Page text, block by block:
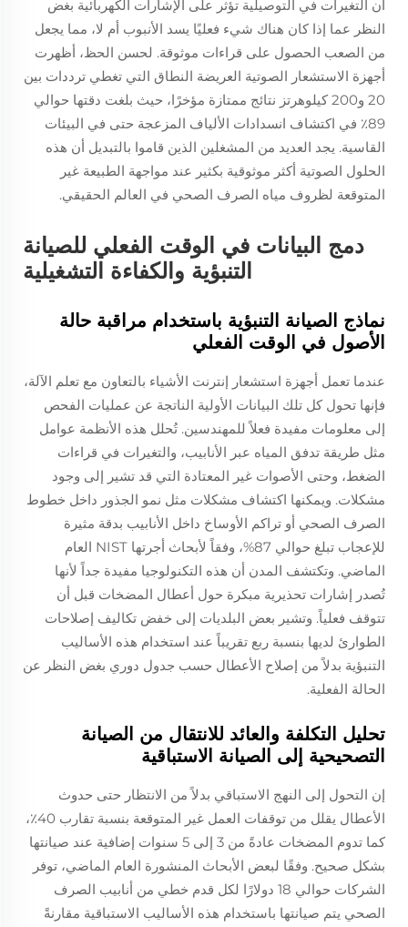
أن التغيرات في التوصيلية تؤثر على الإشارات الكهربائية بغض
النظر عما إذا كان هناك شيء فعليًا يسد الأنبوب أم لا، مما يجعل
من الصعب الحصول على قراءات موثوقة. لحسن الحظ، أظهرت
أجهزة الاستشعار الصوتية العريضة النطاق التي تغطي ترددات بين
20 و200 كيلوهرتز نتائج ممتازة مؤخرًا، حيث بلغت دقتها حوالي
89٪ في اكتشاف انسدادات الألياف المزعجة حتى في البيئات
القاسية. يجد العديد من المشغلين الذين قاموا بالتبديل أن هذه
الحلول الصوتية أكثر موثوقية بكثير عند مواجهة الطبيعة غير
المتوقعة لظروف مياه الصرف الصحي في العالم الحقيقي.
دمج البيانات في الوقت الفعلي للصيانة
التنبؤية والكفاءة التشغيلية
نماذج الصيانة التنبؤية باستخدام مراقبة حالة
الأصول في الوقت الفعلي
عندما تعمل أجهزة استشعار إنترنت الأشياء بالتعاون مع تعلم الآلة،
فإنها تحول كل تلك البيانات الأولية الناتجة عن عمليات الفحص
إلى معلومات مفيدة فعلاً للمهندسين. تُحلل هذه الأنظمة عوامل
مثل طريقة تدفق المياه عبر الأنابيب، والتغيرات في قراءات
الضغط، وحتى الأصوات غير المعتادة التي قد تشير إلى وجود
مشكلات. ويمكنها اكتشاف مشكلات مثل نمو الجذور داخل خطوط
الصرف الصحي أو تراكم الأوساخ داخل الأنابيب بدقة مثيرة
للإعجاب تبلغ حوالي 87%، وفقاً لأبحاث أجرتها NIST العام
الماضي. وتكتشف المدن أن هذه التكنولوجيا مفيدة جداً لأنها
تُصدر إشارات تحذيرية مبكرة حول أعطال المضخات قبل أن
تتوقف فعلياً. وتشير بعض البلديات إلى خفض تكاليف إصلاحات
الطوارئ لديها بنسبة ربع تقريباً عند استخدام هذه الأساليب
التنبؤية بدلاً من إصلاح الأعطال حسب جدول دوري بغض النظر عن
الحالة الفعلية.
تحليل التكلفة والعائد للانتقال من الصيانة
التصحيحية إلى الصيانة الاستباقية
إن التحول إلى النهج الاستباقي بدلاً من الانتظار حتى حدوث
الأعطال يقلل من توقفات العمل غير المتوقعة بنسبة تقارب 40٪،
كما تدوم المضخات عادةً من 3 إلى 5 سنوات إضافية عند صيانتها
بشكل صحيح. وفقًا لبعض الأبحاث المنشورة العام الماضي، توفر
الشركات حوالي 18 دولارًا لكل قدم خطي من أنابيب الصرف
الصحي يتم صيانتها باستخدام هذه الأساليب الاستباقية مقارنةً